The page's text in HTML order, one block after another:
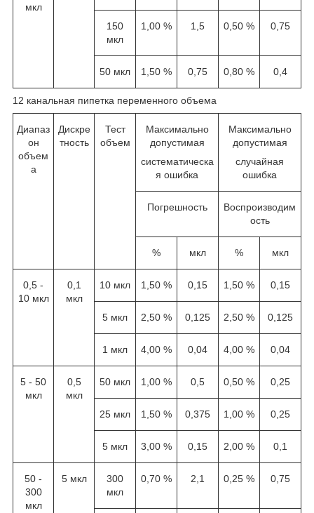
мкл
150
мкл
1,00 % 1,5 0,50 % 0,75
50 мкл 1,50 % 0,75 0,80 % 0,4
12 канальная пипетка переменного объема
Диапаз
он
объем
а
Дискре
тность
Тест
объем
Максимально
допустимая
систематическа
я ошибка
Максимально
допустимая
случайная
ошибка
Погрешность
Воспроизводим
ость
% мкл % мкл
0,5 -
10 мкл
0,1
мкл
10 мкл 1,50 % 0,15 1,50 % 0,15
5 мкл 2,50 % 0,125 2,50 % 0,125
1 мкл 4,00 % 0,04 4,00 % 0,04
5 - 50
мкл
0,5
мкл
50 мкл 1,00 % 0,5 0,50 % 0,25
25 мкл 1,50 % 0,375 1,00 % 0,25
5 мкл 3,00 % 0,15 2,00 % 0,1
50 -
300
мкл
5 мкл
300
мкл
0,70 % 2,1 0,25 % 0,75